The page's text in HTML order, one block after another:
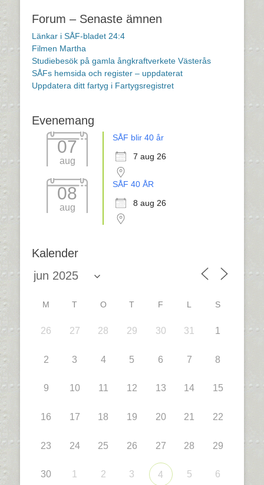
Forum – Senaste ämnen
Länkar i SÅF-bladet 24:4
Filmen Martha
Studiebesök på gamla ångkraftverkete Västerås
SÅFs hemsida och register – uppdaterat
Uppdatera ditt fartyg i Fartygsregistret
Evenemang
07
aug
SÅF blir 40 år
7 aug 26
08
aug
SÅF 40 ÅR
8 aug 26
Kalender
M T O T F L S
26 27 28 29 30 31 1
2 3 4 5 6 7 8
9 10 11 12 13 14 15
16 17 18 19 20 21 22
23 24 25 26 27 28 29
30 1 2 3 4 5 6